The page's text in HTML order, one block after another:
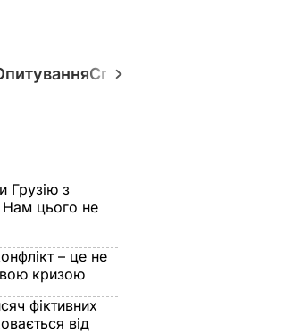
Спецпроєкти
Грузію з
Нам цього не
– це не
кризою
фіктивних
від